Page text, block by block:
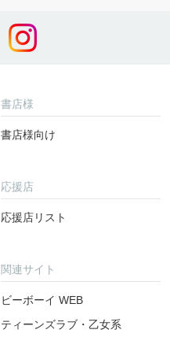
書店様
書店様向け
応援店
応援店リスト
関連サイト
ビーボーイ WEB
ティーンズラブ・乙女系